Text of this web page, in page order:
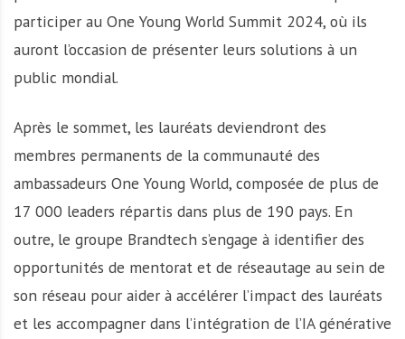
participer au One Young World Summit 2024, où ils
auront l’occasion de présenter leurs solutions à un
public mondial.
Après le sommet, les lauréats deviendront des
membres permanents de la communauté des
ambassadeurs One Young World, composée de plus de
17 000 leaders répartis dans plus de 190 pays. En
outre, le groupe Brandtech s’engage à identifier des
opportunités de mentorat et de réseautage au sein de
son réseau pour aider à accélérer l’impact des lauréats
et les accompagner dans l’intégration de l’IA générative